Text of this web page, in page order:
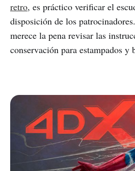
retro, es práctico verificar el
disposición de los
merece la pena revisar las
conservación para estampados y